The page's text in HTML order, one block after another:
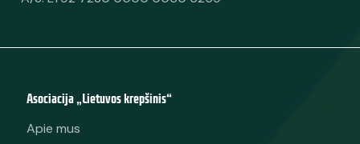
Asociacija „Lietuvos krepšinis“
Apie mus